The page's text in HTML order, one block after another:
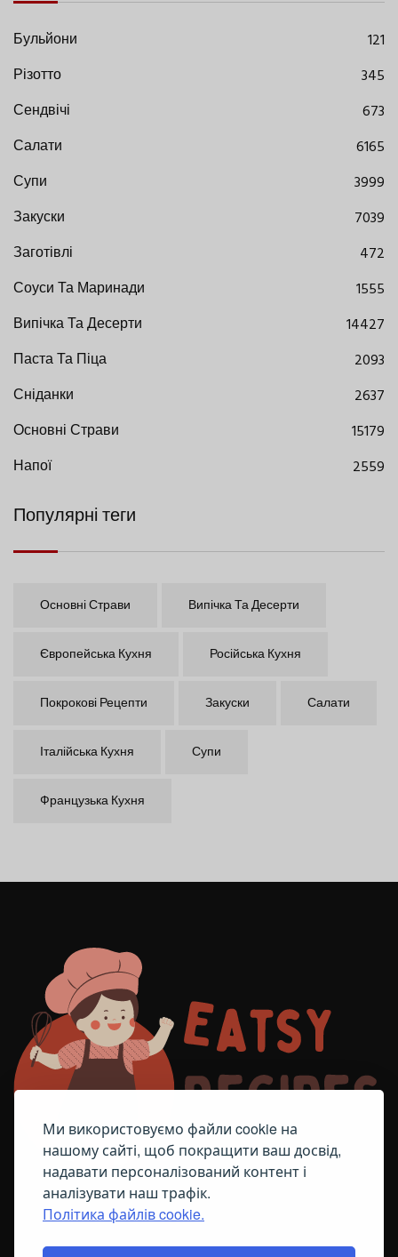
Ми використовуємо файли cookie на
нашому сайті, щоб покращити ваш досвід,
надавати персоналізований контент і
аналізувати наш трафік.
Політика файлів cookie.
Бульйони
121
Різотто
345
Сендвічі
673
Салати
6165
Супи
3999
Закуски
7039
Заготівлі
472
Соуси Та Маринади
1555
Випічка Та Десерти
14427
Паста Та Піца
2093
Сніданки
2637
Основні Страви
15179
Напої
2559
Популярні теги
Основні Страви Випічка Та Десерти
Європейська Кухня Російська Кухня
Покрокові Рецепти Закуски Салати
Італійська Кухня Супи
Французька Кухня